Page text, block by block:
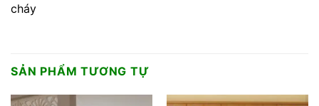
cháy
SẢN PHẨM TƯƠNG TỰ